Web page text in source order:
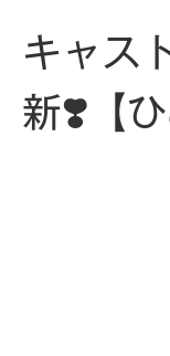
キャス
新❣️【ひ